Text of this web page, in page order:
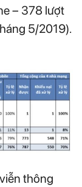
– 378 lượt
5/2019).
thông